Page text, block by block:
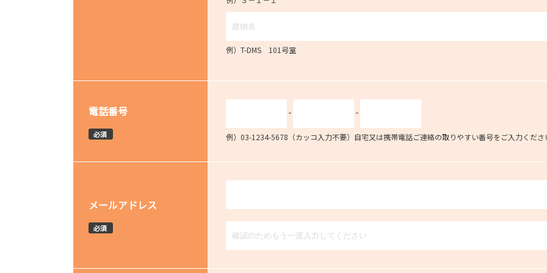
例）T-DMS 101号室
電話番号
必須
- -
例）03-1234-5678（カッコ入力不要）自宅又は携帯電話ご連絡の取りやすい番号をご入力くださ
メールアドレス
必須